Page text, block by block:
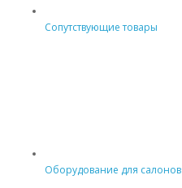
Сопутствующие товары
Оборудование для салонов